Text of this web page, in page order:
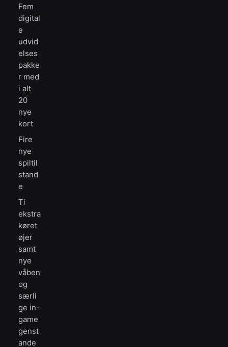
Fem
digital
e
udvid
elses
pakke
r med
i alt
20
nye
kort
Fire
nye
spiltil
stand
e
Ti
ekstra
køret
øjer
samt
nye
våben
og
særli
ge in-
game
genst
ande